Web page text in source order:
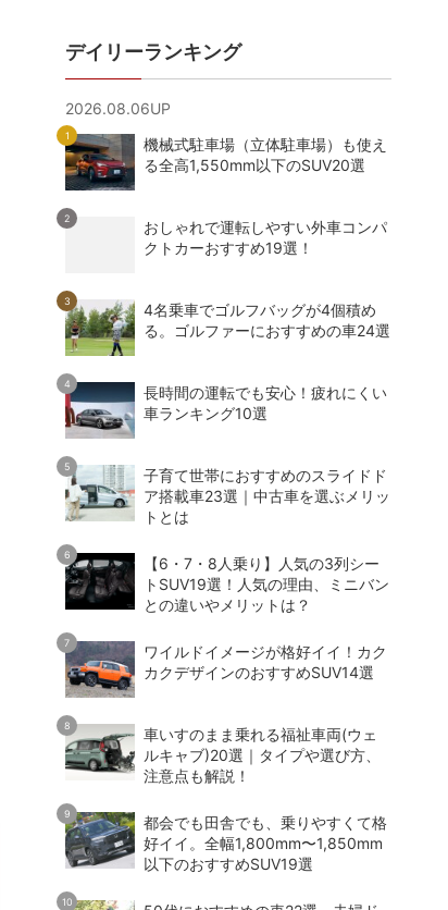
デイリーランキング
2026.08.06UP
機械式駐車場（立体駐車場）も使え
る全高1,550mm以下のSUV20選
おしゃれで運転しやすい外車コンパ
クトカーおすすめ19選！
4名乗車でゴルフバッグが4個積め
る。ゴルファーにおすすめの車24選
長時間の運転でも安心！疲れにくい
車ランキング10選
子育て世帯におすすめのスライドド
ア搭載車23選｜中古車を選ぶメリッ
トとは
【6・7・8人乗り】人気の3列シー
トSUV19選！人気の理由、ミニバン
との違いやメリットは？
ワイルドイメージが格好イイ！カク
カクデザインのおすすめSUV14選
車いすのまま乗れる福祉車両(ウェ
ルキャブ)20選｜タイプや選び方、
注意点も解説！
都会でも田舎でも、乗りやすくて格
好イイ。全幅1,800mm〜1,850mm
以下のおすすめSUV19選